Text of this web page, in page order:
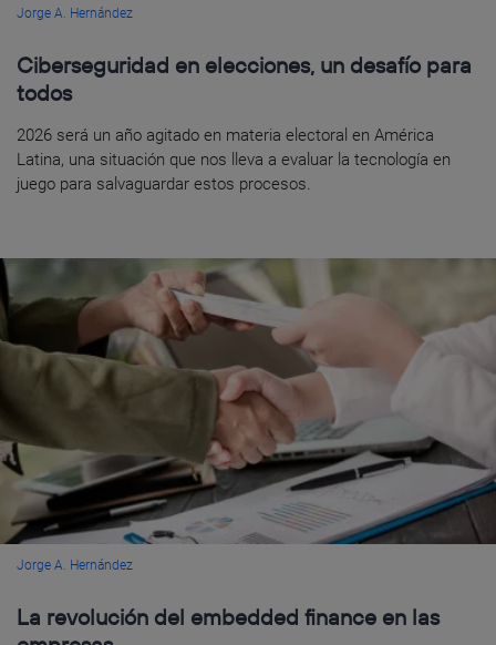
Jorge A. Hernández
Ciberseguridad en elecciones, un desafío para
todos
2026 será un año agitado en materia electoral en América
Latina, una situación que nos lleva a evaluar la tecnología en
juego para salvaguardar estos procesos.
Jorge A. Hernández
La revolución del embedded finance en las